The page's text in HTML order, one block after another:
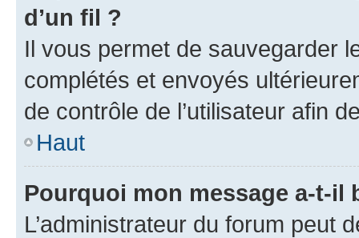
d’un fil ?
Il vous permet de sauvegarder
complétés et envoyés
de contrôle de l’utilisateur afin
Haut
Pourquoi mon message a-t-il
L’administrateur du forum peut